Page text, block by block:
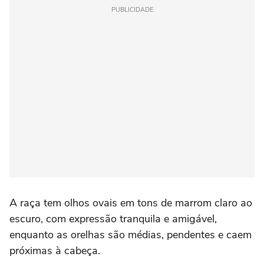
PUBLICIDADE
A raça tem olhos ovais em tons de marrom claro ao
escuro, com expressão tranquila e amigável,
enquanto as orelhas são médias, pendentes e caem
próximas à cabeça.